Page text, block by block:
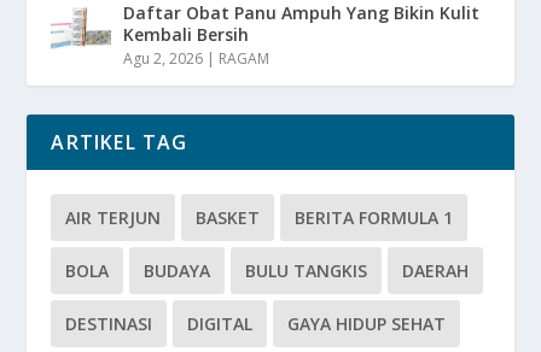
Daftar Obat Panu Ampuh Yang Bikin Kulit
Kembali Bersih
Agu 2, 2026 | RAGAM
ARTIKEL TAG
AIR TERJUN BASKET BERITA FORMULA 1
BOLA BUDAYA BULU TANGKIS DAERAH
DESTINASI DIGITAL GAYA HIDUP SEHAT